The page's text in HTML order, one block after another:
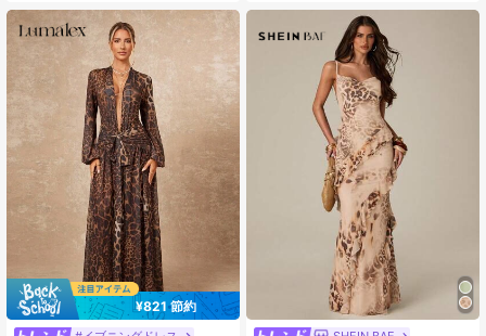
¥821 節約
ディングゲスト、エレガントな秋夏
のアウトフィット、ロングドレス、
卒業式、プロム